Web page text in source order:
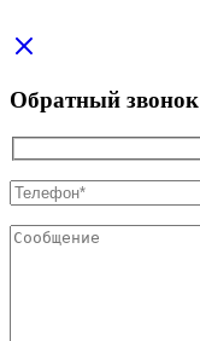
Обратный звонок